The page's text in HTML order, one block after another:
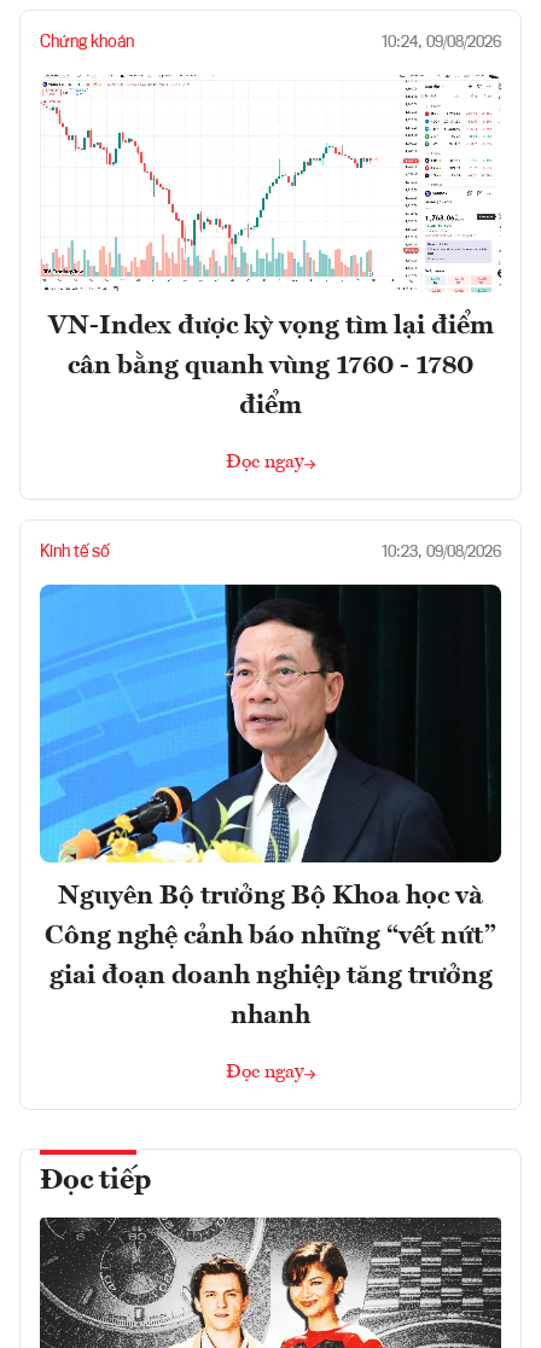
Chứng khoán 10:24, 09/08/2026
VN-Index được kỳ vọng tìm lại điểm
cân bằng quanh vùng 1760 - 1780
điểm
Đọc ngay
Kinh tế số 10:23, 09/08/2026
Nguyên Bộ trưởng Bộ Khoa học và
Công nghệ cảnh báo những “vết nứt”
giai đoạn doanh nghiệp tăng trưởng
nhanh
Đọc ngay
Đọc tiếp